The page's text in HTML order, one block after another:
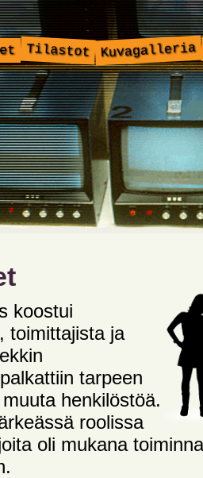
Tilastot Kuvagalleria
koostui
toimittajista ja
tarpeen
henkilöstöä.
roolissa
oli mukana